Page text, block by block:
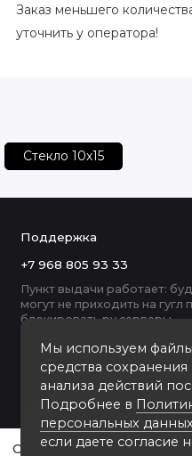
Заказ меньшего
уточнить у оператора!
Стекло 10х15
Мы используем
средства
анализа действий
Подробнее в
персональных данных
если даете согласие
Поддержка
+7 968 805 93 33
Пункт выдачи работает:
могут не приходить на гугл
блокировать ру серверы